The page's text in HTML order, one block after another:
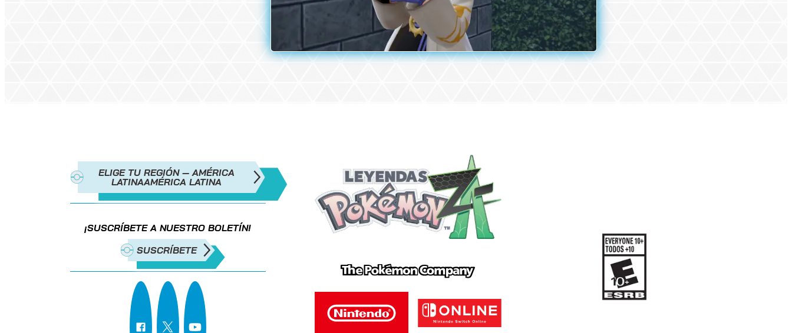
ELIGE TU REGIÓN — AMÉRICA
LATINAAMÉRICA LATINA
¡SUSCRÍBETE A NUESTRO BOLETÍN!
SUSCRÍBETE